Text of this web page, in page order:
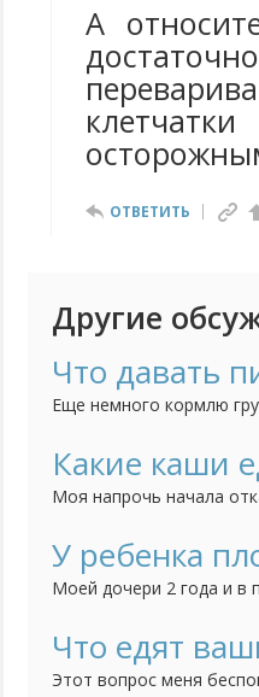
А
ОТВЕТИТЬ
Другие
Что давать
Еще немного кормлю
хочу.
Какие каши
Моя напрочь начала
У ребенка
Моей дочери 2 года и в
лопает все что даю в
несколько вообще
Что едят
Этот вопрос меня